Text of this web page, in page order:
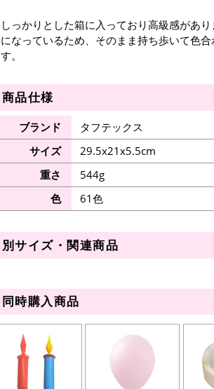
しっかりとした箱に入っており高級感があ
になっているため、そのまま持ち歩いて色
す。
商品仕様
ブランド
タフテックス
サイズ
29.5x21x5.5cm
重さ
544g
色
61色
別サイズ・関連商品
同時購入商品